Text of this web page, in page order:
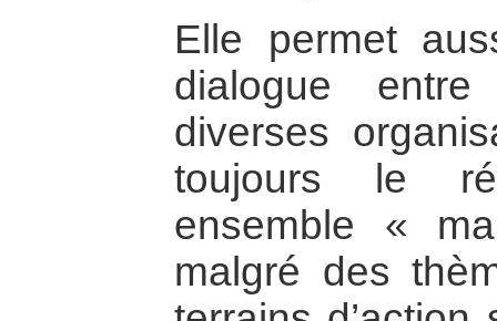
Elle permet
dialogue
diverses
toujours le
ensemble «
malgré des